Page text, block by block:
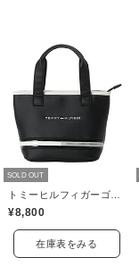
SOLD OUT
トミーヒルフィガーゴルフ(TOMMY HILFIGER GOLF)
¥8,800
在庫表をみる